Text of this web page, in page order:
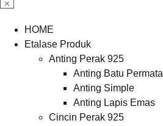
HOME
Etalase Produk
Anting Perak 925
Anting Batu Permata
Anting Simple
Anting Lapis Emas
Cincin Perak 925